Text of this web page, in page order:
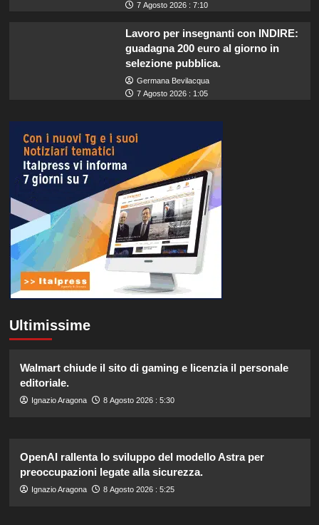
7 Agosto 2026 : 7:10
Lavoro per insegnanti con INDIRE:
guadagna 200 euro al giorno in
selezione pubblica.
Germana Bevilacqua
7 Agosto 2026 : 1:05
Ultimissime
Walmart chiude il sito di gaming e licenzia il personale
editoriale.
Ignazio Aragona 8 Agosto 2026 : 5:30
OpenAI rallenta lo sviluppo del modello Astra per
preoccupazioni legate alla sicurezza.
Ignazio Aragona 8 Agosto 2026 : 5:25